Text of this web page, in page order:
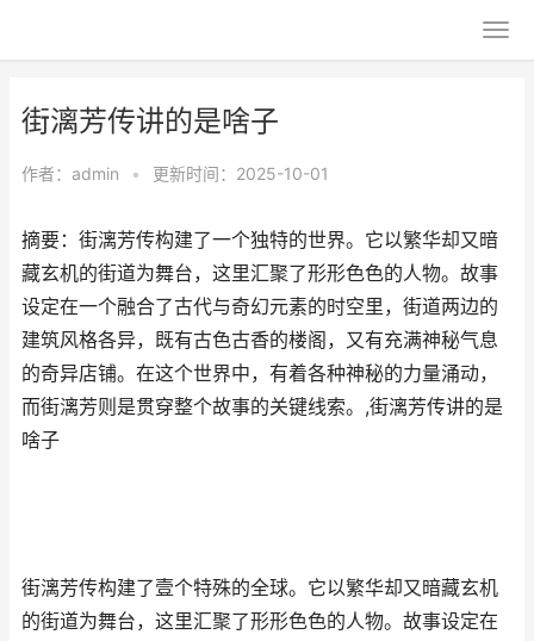
街漓芳传讲的是啥子
作者： admin • 更新时间：2025-10-01
摘要：街漓芳传构建了一个独特的世界。它以繁华却又暗
藏玄机的街道为舞台，这里汇聚了形形色色的人物。故事
设定在一个融合了古代与奇幻元素的时空里，街道两边的
建筑风格各异，既有古色古香的楼阁，又有充满神秘气息
的奇异店铺。在这个世界中，有着各种神秘的力量涌动，
而街漓芳则是贯穿整个故事的关键线索。,街漓芳传讲的是
啥子
街漓芳传构建了壹个特殊的全球。它以繁华却又暗藏玄机
的街道为舞台，这里汇聚了形形色色的人物。故事设定在